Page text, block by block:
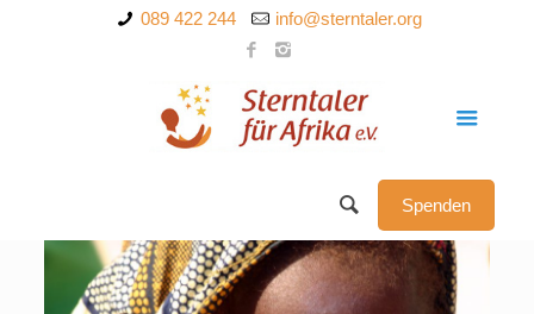
089 422 244 info@sterntaler.org
Spenden